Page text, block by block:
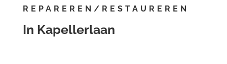
REPAREREN/RESTAUREREN
In Kapellerlaan